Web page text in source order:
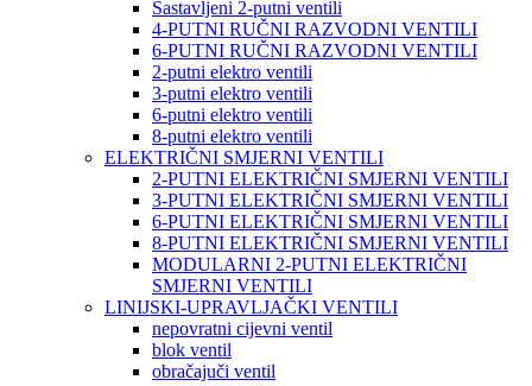
Sastavljeni 2-putni ventili
4-PUTNI RUČNI RAZVODNI VENTILI
6-PUTNI RUČNI RAZVODNI VENTILI
2-putni elektro ventili
3-putni elektro ventili
6-putni elektro ventili
8-putni elektro ventili
ELEKTRIČNI SMJERNI VENTILI
2-PUTNI ELEKTRIČNI SMJERNI VENTILI
3-PUTNI ELEKTRIČNI SMJERNI VENTILI
6-PUTNI ELEKTRIČNI SMJERNI VENTILI
8-PUTNI ELEKTRIČNI SMJERNI VENTILI
MODULARNI 2-PUTNI ELEKTRIČNI
SMJERNI VENTILI
LINIJSKI-UPRAVLJAČKI VENTILI
nepovratni cijevni ventil
blok ventil
obračajuči ventil